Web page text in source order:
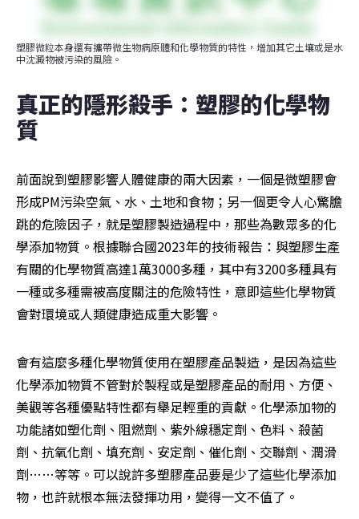
塑膠微粒本身還有攜帶微生物病原體和化學物質的特性，增加其它土壤或是水
中沈澱物被污染的風險。
真正的隱形殺手：塑膠的化學物
質
前面說到塑膠影響人體健康的兩大因素，一個是微塑膠會
形成PM污染空氣、水、土地和食物；另一個更令人心驚膽
跳的危險因子，就是塑膠製造過程中，那些為數眾多的化
學添加物質。根據聯合國2023年的技術報告：與塑膠生產
有關的化學物質高達1萬3000多種，其中有3200多種具有
一種或多種需被高度關注的危險特性，意即這些化學物質
會對環境或人類健康造成重大影響。
會有這麼多種化學物質使用在塑膠產品製造，是因為這些
化學添加物質不管對於製程或是塑膠產品的耐用、方便、
美觀等各種優點特性都有舉足輕重的貢獻。化學添加物的
功能諸如塑化劑、阻燃劑、紫外線穩定劑、色料、殺菌
劑、抗氧化劑、填充劑、安定劑、催化劑、交聯劑、潤滑
劑……等等。可以說許多塑膠產品要是少了這些化學添加
物，也許就根本無法發揮功用，變得一文不值了。